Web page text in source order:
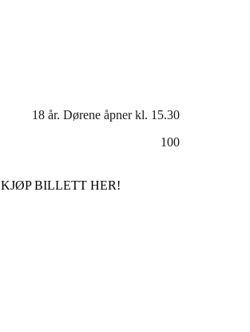
18 år. Dørene åpner kl. 15.30
100
KJØP BILLETT HER!